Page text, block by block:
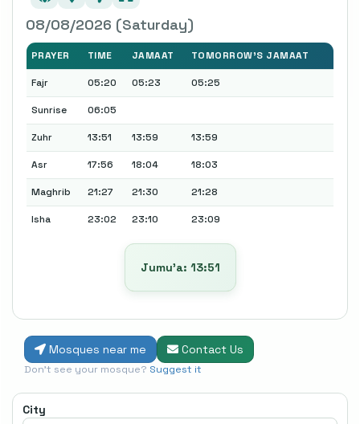
08/08/2026 (Saturday)
PRAYER TIME JAMAAT TOMORROW'S JAMAAT
Fajr 05:20 05:23 05:25
Sunrise 06:05
Zuhr 13:51 13:59 13:59
Asr 17:56 18:04 18:03
Maghrib 21:27 21:30 21:28
Isha 23:02 23:10 23:09
Jumu’a: 13:51
Mosques near me Contact Us
Don't see your mosque? Suggest it
City